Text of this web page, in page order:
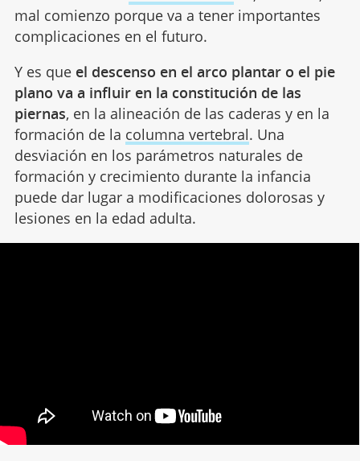
mal comienzo porque va a tener importantes
complicaciones en el futuro.
Y es que el descenso en el arco plantar o el pie
plano va a influir en la constitución de las
piernas, en la alineación de las caderas y en la
formación de la columna vertebral. Una
desviación en los parámetros naturales de
formación y crecimiento durante la infancia
puede dar lugar a modificaciones dolorosas y
lesiones en la edad adulta.